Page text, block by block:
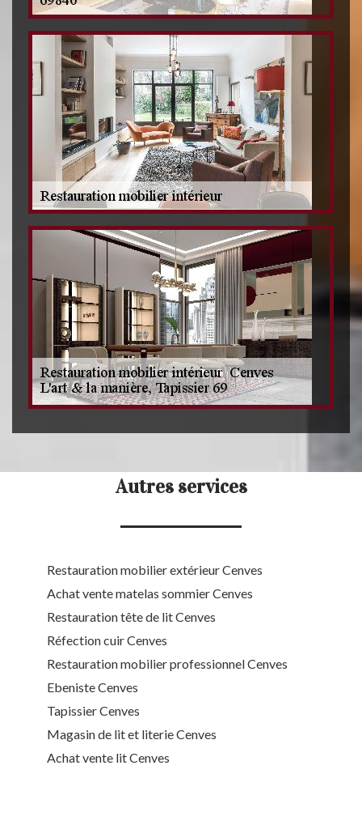
Autres services
Restauration mobilier extérieur Cenves
Achat vente matelas sommier Cenves
Restauration tête de lit Cenves
Réfection cuir Cenves
Restauration mobilier professionnel Cenves
Ebeniste Cenves
Tapissier Cenves
Magasin de lit et literie Cenves
Achat vente lit Cenves